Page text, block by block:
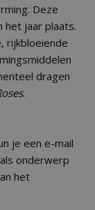
Deze
het jaar plaats.
rijkbloeiende
dragen
.
je een e-mail
onderwerp
het